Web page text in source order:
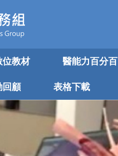
位教材 醫能力百分百
回顧 表格下載